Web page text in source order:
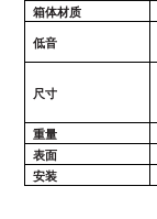
箱体材质
低音
尺寸
重量
表面
安装